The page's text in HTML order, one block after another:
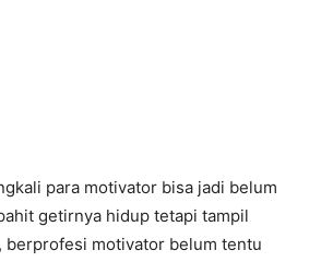
para motivator bisa jadi belum
getirnya hidup tetapi tampil
berprofesi motivator belum tentu